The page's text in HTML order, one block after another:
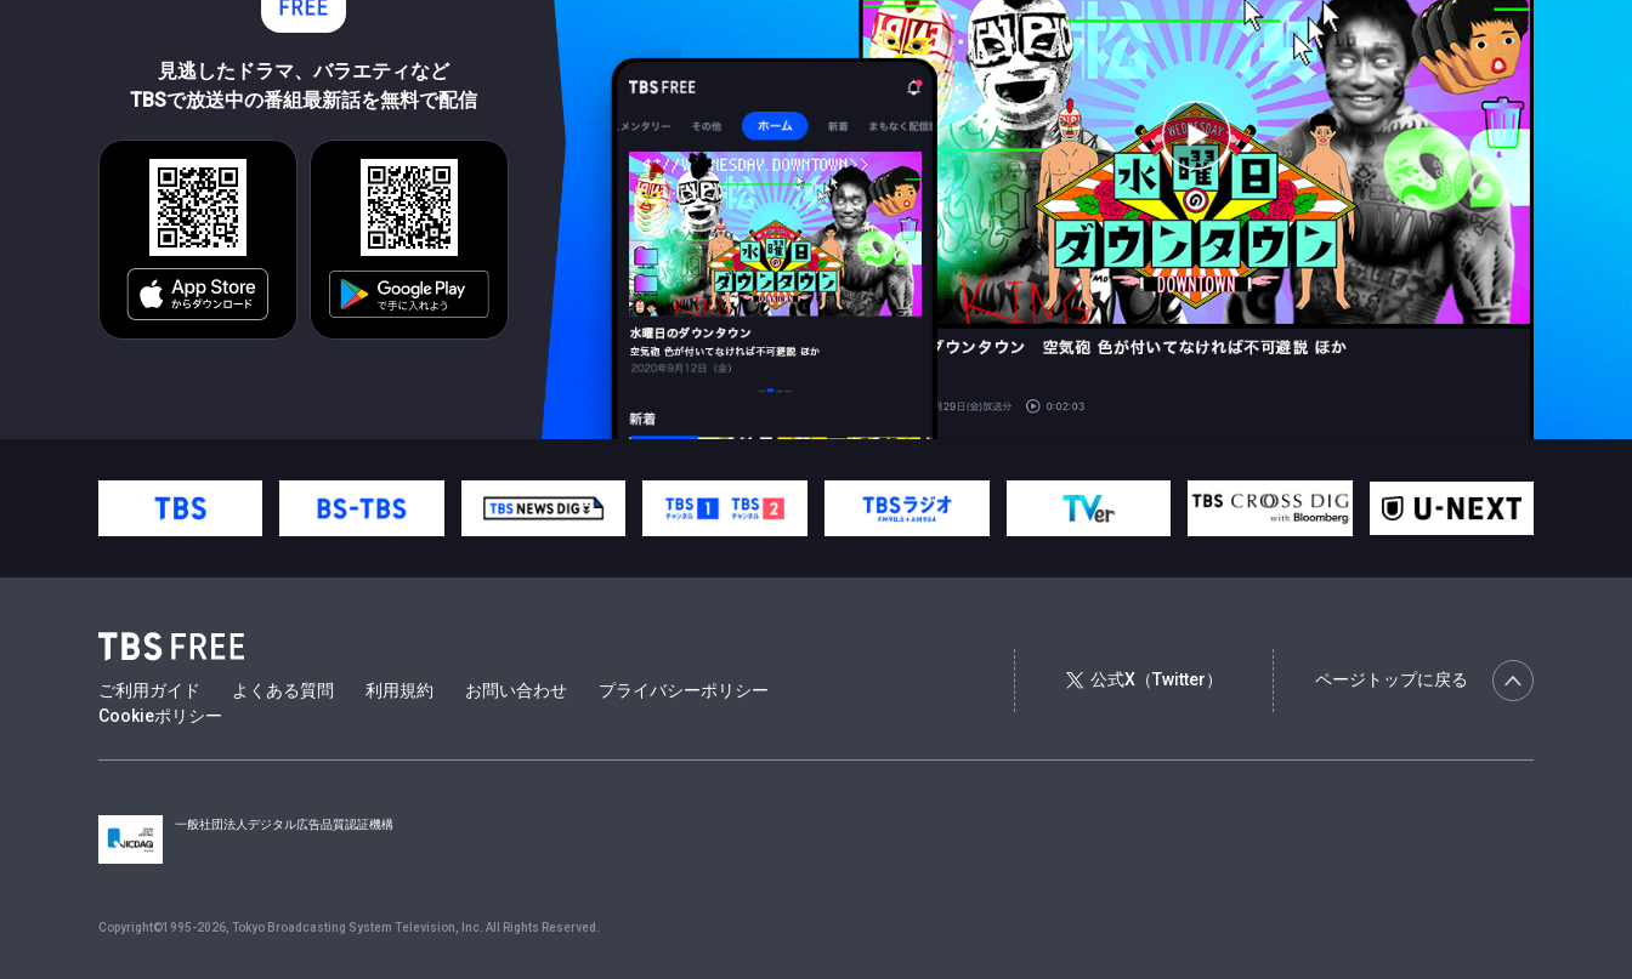
見逃したドラマ、バラエティなど
TBSで放送中の番組最新話を無料で配信
ご利用ガイド よくある質問 利用規約 お問い合わせ
プライバシーポリシー
Cookieポリシー
公式X（Twitter） ページトップに戻る
一般社団法人デジタル広告品質認証機構
Copyright©1995-2026, Tokyo Broadcasting System Television, Inc. All Rights Reserved.